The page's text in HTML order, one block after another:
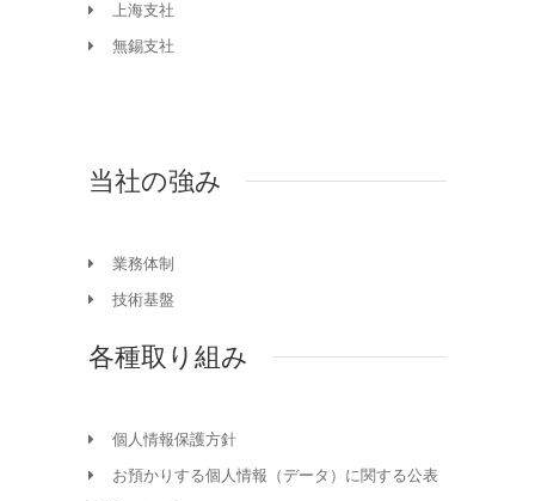
上海支社
無錫支社
当社の強み
業務体制
技術基盤
各種取り組み
個人情報保護方針
お預かりする個人情報（データ）に関する公表